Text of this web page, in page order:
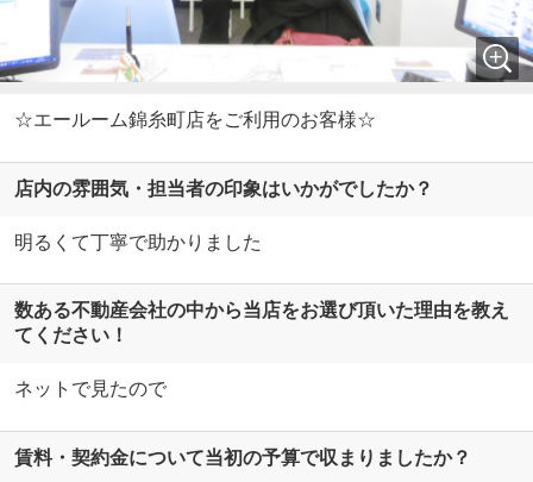
☆エールーム錦糸町店をご利用のお客様☆
店内の雰囲気・担当者の印象はいかがでしたか？
明るくて丁寧で助かりました
数ある不動産会社の中から当店をお選び頂いた理由を教え
てください！
ネットで見たので
賃料・契約金について当初の予算で収まりましたか？